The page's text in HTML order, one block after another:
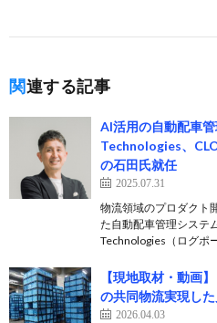
関連する記事
AI活用の自動配車
Technologies、
の石田氏就任
2025.07.31
物流領域のプロダクト
た自動配車管理システ
Technologies（ログポ
【現地取材・動画
の共同物流実現し
2026.04.03